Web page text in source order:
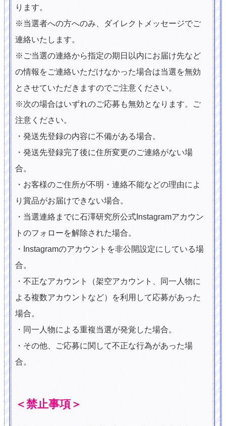
ります。
※当選者への方へのみ、ダイレクトメッセージでご
連絡いたします。
※ご当選の連絡から指定の期日以内にお届け先など
の情報をご連絡いただけなかった場合は当選を無効
とさせていただきますのでご注意ください。
※次の場合はいずれのご応募も無効となります。ご
注意ください。
・発送先登録の内容に不備がある場合。
・発送先登録完了後に住所変更のご連絡がない場
合。
・お客様のご住所が不明・連絡不能などの理由によ
り賞品がお届けできない場合。
・当選連絡までに石澤研究所公式Instagramアカウン
トのフォローを解除された場合。
・Instagramのアカウントを非公開設定にしている場
合。
・不正なアカウント（架空アカウント、同一人物に
よる複数アカウントなど）を利用して応募があった
場合。
・同一人物による重複当選が発覚した場合。
・その他、ご応募に関して不正な行為があった場
合。
＜禁止事項＞